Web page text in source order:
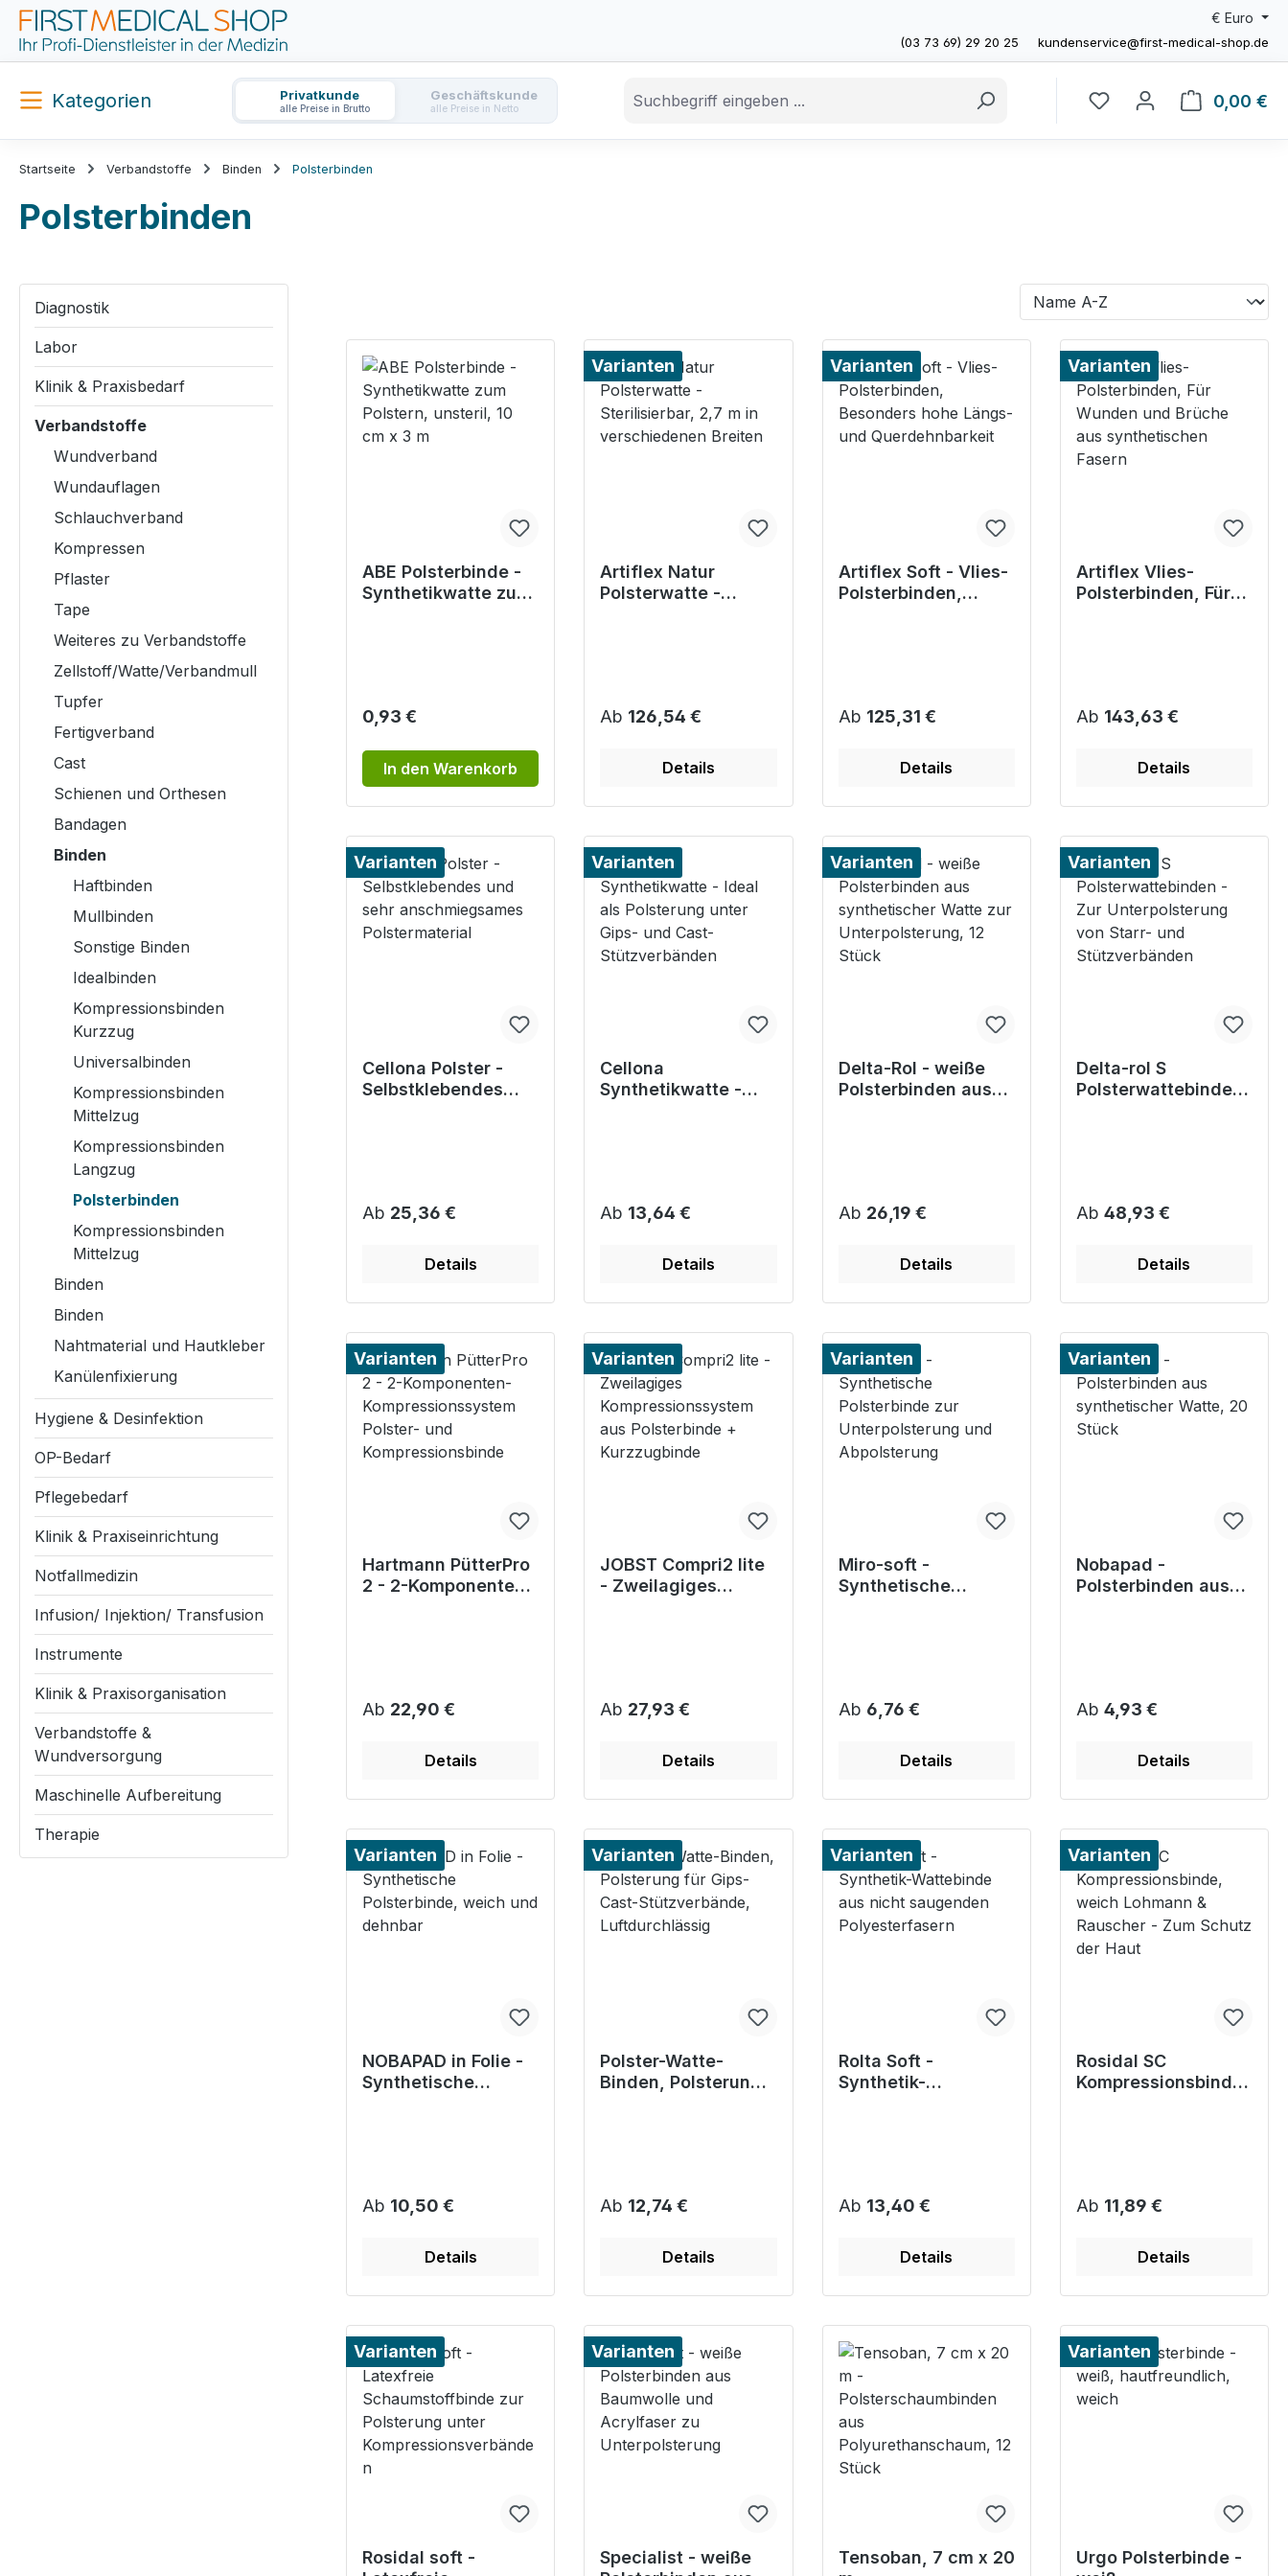
Hauptinhalt springen
Zur Suche springen
Zur Hauptnavigation springen
(03 73 69) 29 20 25 kundenservice@first-medical-shop.de
€ Euro
Kategorien Privatkunde
alle Preise in Brutto
Geschäftskunde
alle Preise in Netto 0,00 €
Startseite Verbandstoffe Binden Polsterbinden
Polsterbinden
Diagnostik
Labor
Klinik & Praxisbedarf
Verbandstoffe
Wundverband
Wundauflagen
Schlauchverband
Kompressen
Pflaster
Tape
Weiteres zu Verbandstoffe
Zellstoff/Watte/Verbandmull
Tupfer
Fertigverband
Cast
Schienen und Orthesen
Bandagen
Binden
Haftbinden
Mullbinden
Sonstige Binden
Idealbinden
Kompressionsbinden
Kurzzug
Universalbinden
Kompressionsbinden
Mittelzug
Kompressionsbinden
Langzug
Polsterbinden
Kompressionsbinden
Mittelzug
Binden
Binden
Nahtmaterial und Hautkleber
Kanülenfixierung
Hygiene & Desinfektion
OP-Bedarf
Pflegebedarf
Klinik & Praxiseinrichtung
Notfallmedizin
Infusion/ Injektion/ Transfusion
Instrumente
Klinik & Praxisorganisation
Verbandstoffe &
Wundversorgung
Maschinelle Aufbereitung
Therapie
ABE Polsterbinde -
Synthetikwatte zum
Regulärer Preis:
0,93 €
In den Warenkorb
Varianten
Artiflex Natur
Polsterwatte -
Regulärer Preis:
Ab 126,54 €
Details
Varianten
Artiflex Soft - Vlies-
Polsterbinden,
Regulärer Preis:
Ab 125,31 €
Details
Varianten
Artiflex Vlies-
Polsterbinden, Für
Regulärer Preis:
Ab 143,63 €
Details
Varianten
Cellona Polster -
Selbstklebendes
Regulärer Preis:
Ab 25,36 €
Details
Varianten
Cellona
Synthetikwatte -
Regulärer Preis:
Ab 13,64 €
Details
Varianten
Delta-Rol - weiße
Polsterbinden aus
Regulärer Preis:
Ab 26,19 €
Details
Varianten
Delta-rol S
Polsterwattebinden
Regulärer Preis:
Ab 48,93 €
Details
Varianten
Hartmann PütterPro
2 - 2-Komponenten-
Regulärer Preis:
Ab 22,90 €
Details
Varianten
JOBST Compri2 lite
- Zweilagiges
Regulärer Preis:
Ab 27,93 €
Details
Varianten
Miro-soft -
Synthetische
Regulärer Preis:
Ab 6,76 €
Details
Varianten
Nobapad -
Polsterbinden aus
Regulärer Preis:
Ab 4,93 €
Details
Varianten
NOBAPAD in Folie -
Synthetische
Regulärer Preis:
Ab 10,50 €
Details
Varianten
Polster-Watte-
Binden, Polsterung
Regulärer Preis:
Ab 12,74 €
Details
Varianten
Rolta Soft -
Synthetik-
Regulärer Preis:
Ab 13,40 €
Details
Varianten
Rosidal SC
Kompressionsbinde,
Regulärer Preis:
Ab 11,89 €
Details
Varianten
Rosidal soft -
Varianten
Specialist - weiße
Tensoban, 7 cm x 20
Varianten
Urgo Polsterbinde -